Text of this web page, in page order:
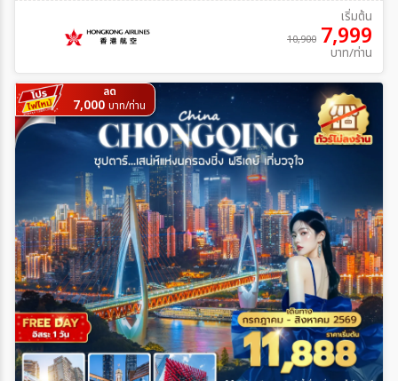
เริ่มต้น
10,900 7,999
บาท/ท่าน
ลด
7,000 บาท/ท่าน